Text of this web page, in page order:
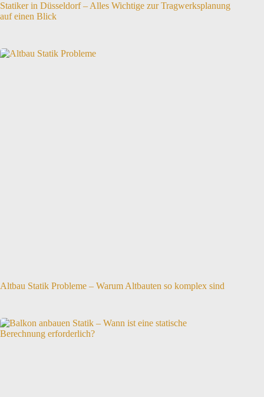
Statiker in Düsseldorf – Alles Wichtige zur Tragwerksplanung
auf einen Blick
Altbau Statik Probleme – Warum Altbauten so komplex sind